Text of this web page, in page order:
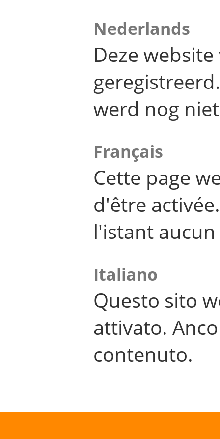
Nederlands
Deze
werd nog
Français
Cette page
d'être
l'istant
Italiano
Questo sito
attivato.
contenuto.